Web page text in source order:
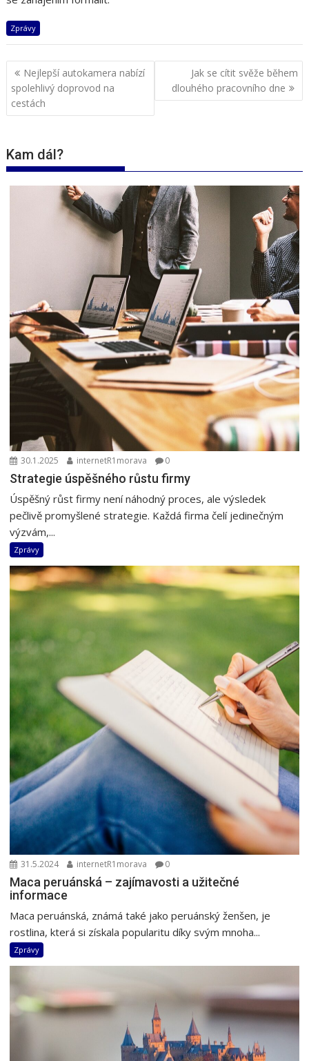
Zprávy
Navigace
pro
příspěvek
Nejlepší autokamera nabízí
spolehlivý doprovod na
cestách
Jak se cítit svěže během
dlouhého pracovního dne
Kam dál?
30.1.2025 internetR1morava 0
Strategie úspěšného růstu firmy
Úspěšný růst firmy není náhodný proces, ale výsledek
pečlivě promyšlené strategie. Každá firma čelí jedinečným
výzvám,...
Zprávy
31.5.2024 internetR1morava 0
Maca peruánská – zajímavosti a užitečné
informace
Maca peruánská, známá také jako peruánský ženšen, je
rostlina, která si získala popularitu díky svým mnoha...
Zprávy